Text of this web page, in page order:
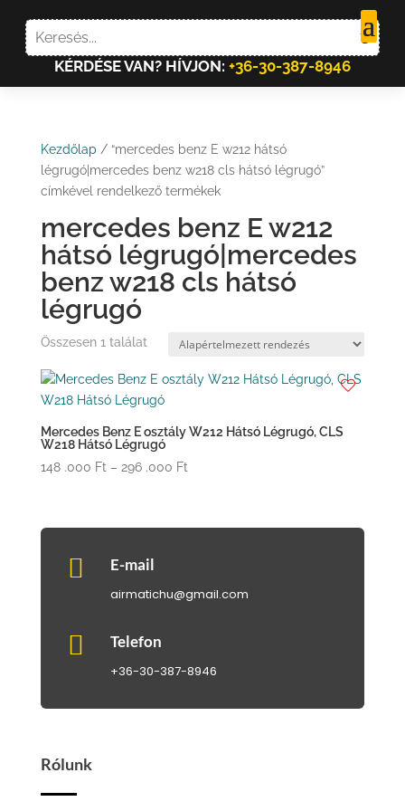
KÉRDÉSE VAN? HÍVJON: +36-30-387-8946
Kezdőlap / “mercedes benz E w212 hátsó
légrugó|mercedes benz w218 cls hátsó légrugó”
címkével rendelkező termékek
mercedes benz E w212
hátsó légrugó|mercedes
benz w218 cls hátsó
légrugó
Összesen 1 találat
Mercedes Benz E osztály W212 Hátsó Légrugó, CLS
W218 Hátsó Légrugó
148 .000 Ft – 296 .000 FtÁrtartomány:
-
 E-mail
airmatichu@gmail.com
 Telefon
+36-30-387-8946
Rólunk